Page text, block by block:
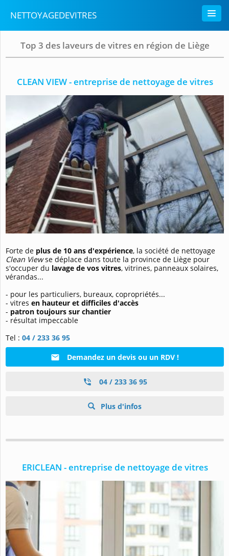
NETTOYAGEDEVITRES
Top 3 des laveurs de vitres en région de Liège
CLEAN VIEW - entreprise de nettoyage de vitres
Forte de plus de 10 ans d'expérience, la société de nettoyage
Clean Viewse déplace dans toute la province de Liège pour
s'occuper du lavage de vos vitres, vitrines, panneaux solaires,
vérandas...
- pour les particuliers, bureaux, copropriétés...
- vitres en hauteur et difficiles d'accès
- patron toujours sur chantier
- résultat impeccable
Tel : 04 / 233 36 95
Demandez un devis ou un RDV !
04 / 233 36 95
Plus d'infos
ERICLEAN - entreprise de nettoyage de vitres